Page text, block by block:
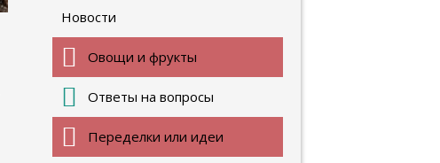
Новости
Овощи и фрукты
Ответы на вопросы
Переделки или идеи